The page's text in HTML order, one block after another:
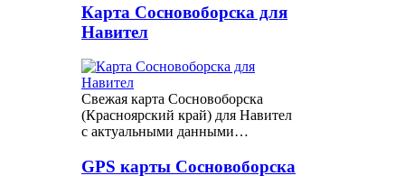
Карта Сосновоборска для
Навител
Свежая карта Сосновоборска
(Красноярский край) для Навител
с актуальными данными…
GPS карты Сосновоборска